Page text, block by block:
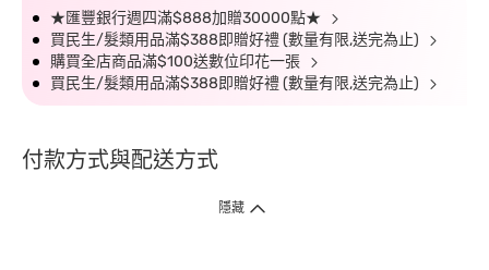
★匯豐銀行週四滿$888加贈30000點★
買民生/髮類用品滿$388即贈好禮 (數量有限,送完為止)
購買全店商品滿$100送數位印花一張
買民生/髮類用品滿$388即贈好禮 (數量有限,送完為止)
付款方式與配送方式
隱藏